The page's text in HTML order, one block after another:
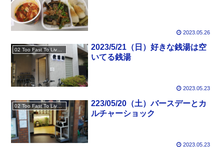
2023.05.26
02 Too Fast To Live Too Young To Die
2023/5/21（日）好きな銭湯は空
いてる銭湯
2023.05.23
02 Too Fast To Live Too Young To Die
223/05/20（土）バースデーとカ
ルチャーショック
2023.05.23